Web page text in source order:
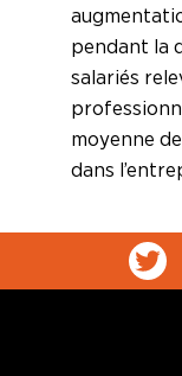
pendant la
salariés
moyenne
dans